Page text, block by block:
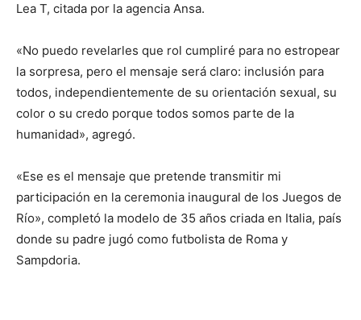
Lea T, citada por la agencia Ansa.
«No puedo revelarles que rol cumpliré para no estropear
la sorpresa, pero el mensaje será claro: inclusión para
todos, independientemente de su orientación sexual, su
color o su credo porque todos somos parte de la
humanidad», agregó.
«Ese es el mensaje que pretende transmitir mi
participación en la ceremonia inaugural de los Juegos de
Río», completó la modelo de 35 años criada en Italia, país
donde su padre jugó como futbolista de Roma y
Sampdoria.